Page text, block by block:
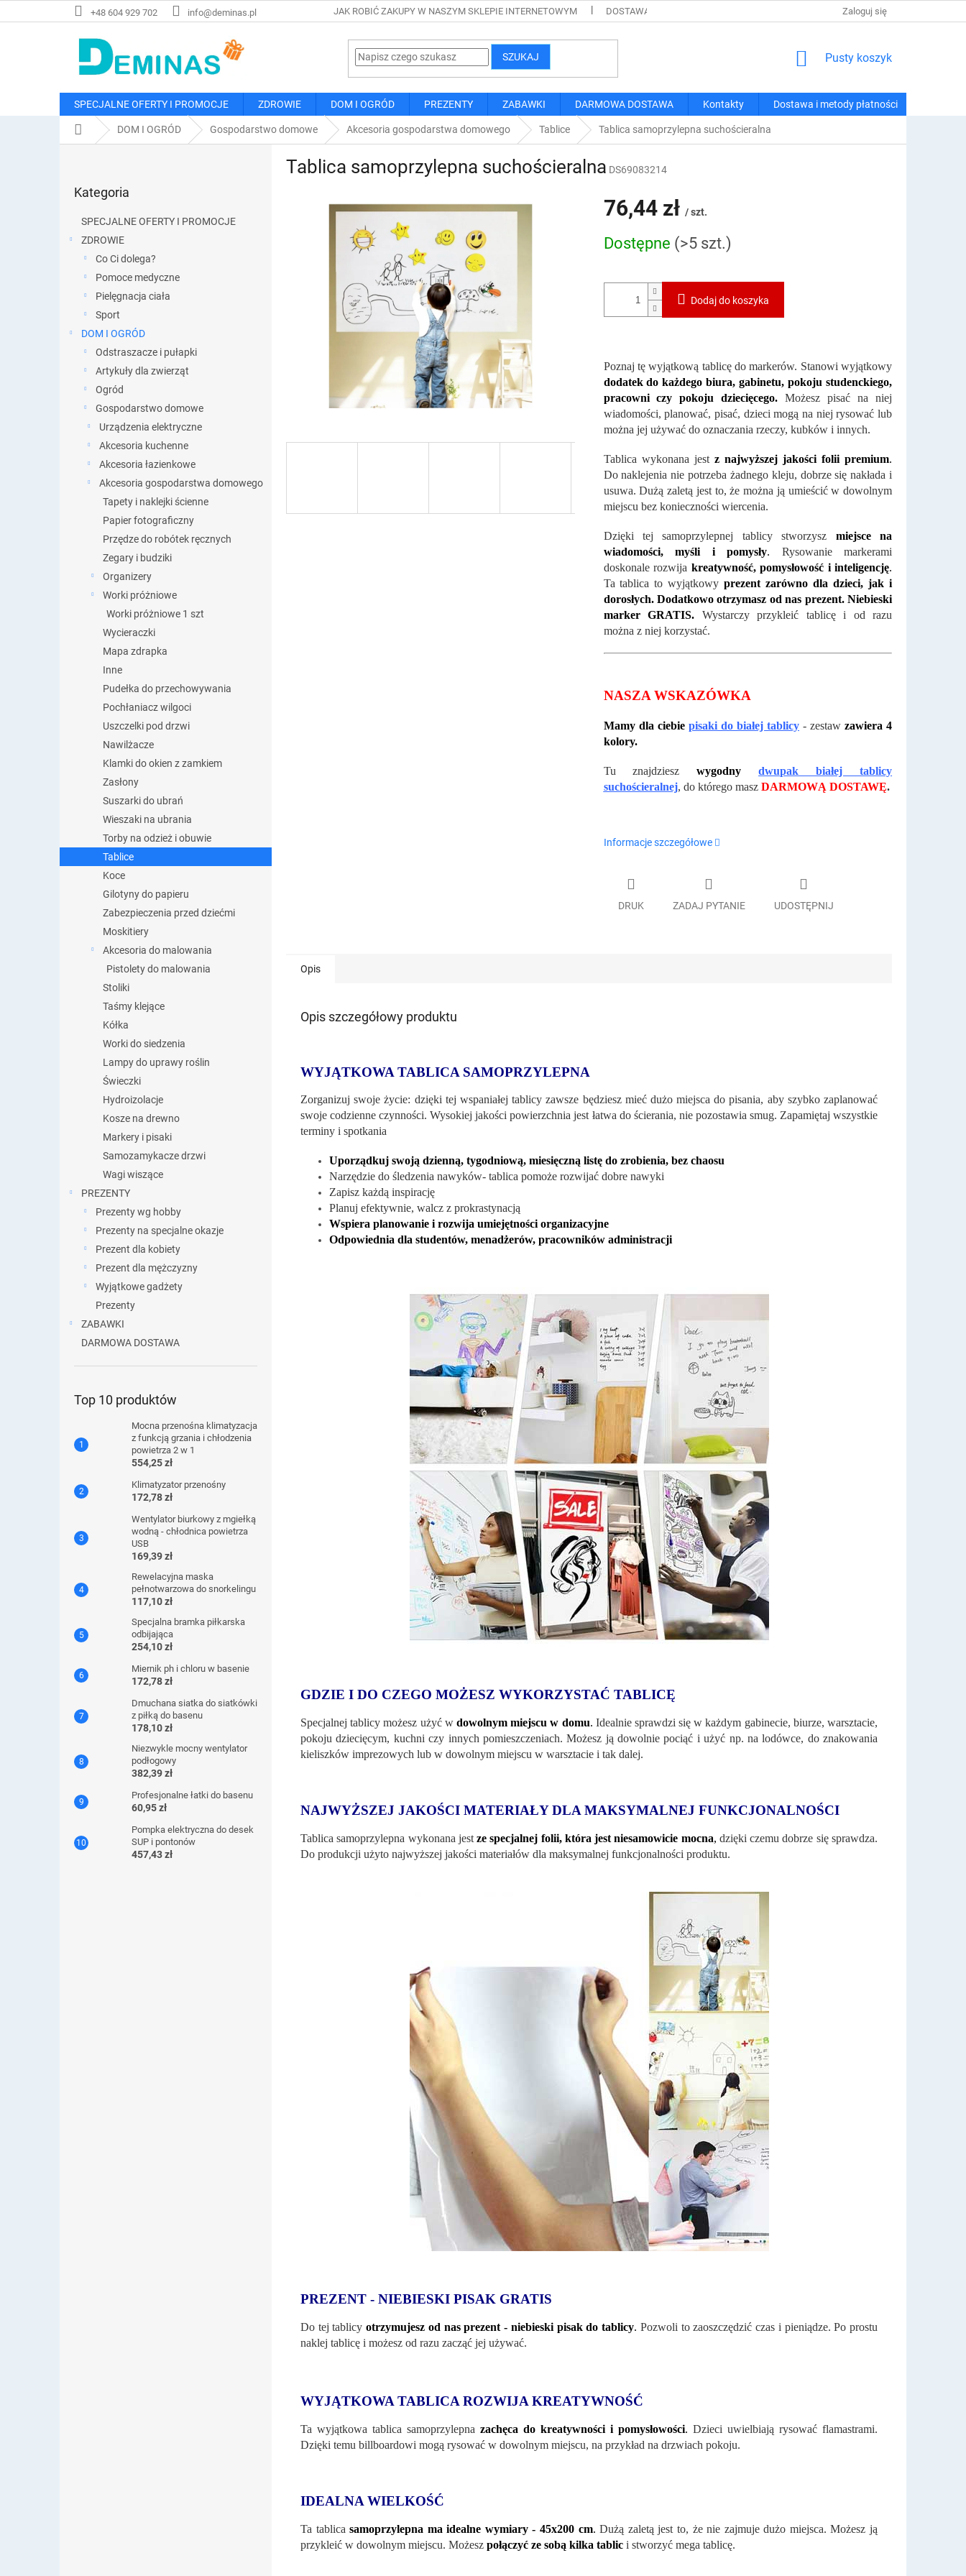
do
+48 604 929 702 info@deminas.pl JAK ROBIĆ ZAKUPY W NASZYM SKLEPIE INTERNETOWYM DOSTAWA I METODY PŁATNOŚCI REGULAMIN ZAKUPÓW
Zaloguj się
SZUKAJ KOSZYK
Pusty koszyk
SPECJALNE OFERTY I PROMOCJE ZDROWIE DOM I OGRÓD PREZENTY ZABAWKI DARMOWA DOSTAWA Kontakty Dostawa i metody płatności
Home DOM I OGRÓD Gospodarstwo domowe Akcesoria gospodarstwa domowego Tablice Tablica samoprzylepna suchościeralna
kategorie
Kategoria
SPECJALNE OFERTY I PROMOCJE
ZDROWIE
Co Ci dolega?
Pomoce medyczne
Pielęgnacja ciała
Sport
DOM I OGRÓD
Odstraszacze i pułapki
Artykuły dla zwierząt
Ogród
Gospodarstwo domowe
Urządzenia elektryczne
Akcesoria kuchenne
Akcesoria łazienkowe
Akcesoria gospodarstwa domowego
Tapety i naklejki ścienne
Papier fotograficzny
Przędze do robótek ręcznych
Zegary i budziki
Organizery
Worki próżniowe
Worki próżniowe 1 szt
Wycieraczki
Mapa zdrapka
Inne
Pudełka do przechowywania
Pochłaniacz wilgoci
Uszczelki pod drzwi
Nawilżacze
Klamki do okien z zamkiem
Zasłony
Suszarki do ubrań
Wieszaki na ubrania
Torby na odzież i obuwie
Tablice
Koce
Gilotyny do papieru
Zabezpieczenia przed dziećmi
Moskitiery
Akcesoria do malowania
Pistolety do malowania
Stoliki
Taśmy klejące
Kółka
Worki do siedzenia
Lampy do uprawy roślin
Świeczki
Hydroizolacje
Kosze na drewno
Markery i pisaki
Samozamykacze drzwi
Wagi wiszące
PREZENTY
Prezenty wg hobby
Prezenty na specjalne okazje
Prezent dla kobiety
Prezent dla mężczyzny
Wyjątkowe gadżety
Prezenty
ZABAWKI
DARMOWA DOSTAWA
Top 10 produktów
Mocna przenośna klimatyzacja
z funkcją grzania i chłodzenia
powietrza 2 w 1
554,25 zł
Klimatyzator przenośny
172,78 zł
Wentylator biurkowy z mgiełką
wodną - chłodnica powietrza
USB
169,39 zł
Rewelacyjna maska ​​
pełnotwarzowa do snorkelingu
117,10 zł
Specjalna bramka piłkarska
odbijająca
254,10 zł
Miernik ph i chloru w basenie
172,78 zł
Dmuchana siatka do siatkówki
z piłką do basenu
178,10 zł
Niezwykle mocny wentylator
podłogowy
382,39 zł
Profesjonalne łatki do basenu
60,95 zł
Pompka elektryczna do desek
SUP i pontonów
457,43 zł
Tablica samoprzylepna suchościeralna DS69083214
76,44 zł / szt.
jednostkowa:
Dostępne (>5 szt.)
Dodaj do koszyka
Poznaj tę wyjątkową tablicę do markerów. Stanowi wyjątkowy
dodatek do każdego biura, gabinetu, pokoju studenckiego,
pracowni czy pokoju dziecięcego. Możesz pisać na niej
wiadomości, planować, pisać, dzieci mogą na niej rysować lub
można jej używać do oznaczania rzeczy, kubków i innych.
Tablica wykonana jest z najwyższej jakości folii premium.
Do naklejenia nie potrzeba żadnego kleju, dobrze się nakłada i
usuwa. Dużą zaletą jest to, że można ją umieścić w dowolnym
miejscu bez konieczności wiercenia.
Dzięki tej samoprzylepnej tablicy stworzysz miejsce na
wiadomości, myśli i pomysły. Rysowanie markerami
doskonale rozwija kreatywność, pomysłowość i inteligencję.
Ta tablica to wyjątkowyprezent zarówno dla dzieci, jak i
dorosłych. Dodatkowo otrzymasz od nas prezent. Niebieski
marker GRATIS.
Wystarczy przykleić tablicę i od razu
można z niej korzystać.
NASZA WSKAZÓWKA
Mamy dla ciebie pisaki do białej tablicy- zestaw zawiera 4
kolory.
Tu znajdzieszwygodny
dwupak białej tablicy
suchościeralnej, do którego masz DARMOWĄ DOSTAWĘ.
Informacje szczegółowe
DRUK ZADAJ PYTANIE UDOSTĘPNIJ
Opis
Opis szczegółowy produktu
WYJĄTKOWA TABLICA SAMOPRZYLEPNA
Zorganizuj swoje życie: dzięki tej wspaniałej tablicy zawsze będziesz mieć dużo miejsca do pisania, aby szybko zaplanować
swoje codzienne czynności. Wysokiej jakości powierzchnia jest łatwa do ścierania, nie pozostawia smug. Zapamiętaj wszystkie
terminy i spotkania
Uporządkuj swoją dzienną, tygodniową, miesięczną listę do zrobienia, bez chaosu
Narzędzie do śledzenia nawyków- tablica pomoże rozwijać dobre nawyki
Zapisz każdą inspirację
Planuj efektywnie, walcz z prokrastynacją
Wspiera planowanie i rozwija umiejętności organizacyjne
Odpowiednia dla studentów, menadżerów, pracowników administracji
GDZIE I DO CZEGO MOŻESZ WYKORZYSTAĆ TABLICĘ
Specjalnej tablicy możesz użyć w dowolnym miejscu w domu. Idealnie sprawdzi się w każdym gabinecie, biurze, warsztacie,
pokoju dziecięcym, kuchni czy innych pomieszczeniach. Możesz ją dowolnie pociąć i użyć np. na lodówce, do znakowania
kieliszków imprezowych lub w dowolnym miejscu w warsztacie i tak dalej.
NAJWYŻSZEJ JAKOŚCI MATERIAŁY DLA MAKSYMALNEJ FUNKCJONALNOŚCI
Tablica samoprzylepna wykonana jestze specjalnej folii, która jest niesamowicie mocna, dzięki czemu dobrze się sprawdza.
Do produkcji użyto najwyższej jakości materiałów dla maksymalnej funkcjonalności produktu.
PREZENT - NIEBIESKI PISAK GRATIS
Do tej tablicyotrzymujesz od nas prezent - niebieski pisak do tablicy. Pozwoli to zaoszczędzić czas i pieniądze. Po prostu
naklej tablicę i możesz od razu zacząć jej używać.
WYJĄTKOWA TABLICA ROZWIJA KREATYWNOŚĆ
Ta wyjątkowa tablica samoprzylepna zachęca do kreatywności i pomysłowości. Dzieci uwielbiają rysować flamastrami.
Dzięki temu billboardowi mogą rysować w dowolnym miejscu, na przykład na drzwiach pokoju.
IDEALNA WIELKOŚĆ
Ta tablicasamoprzylepna ma idealne wymiary - 45x200 cm. Dużą zaletą jest to, że nie zajmuje dużo miejsca. Możesz ją
przykleić w dowolnym miejscu. Możesz połączyć ze sobą kilka tablic i stworzyć mega tablicę.